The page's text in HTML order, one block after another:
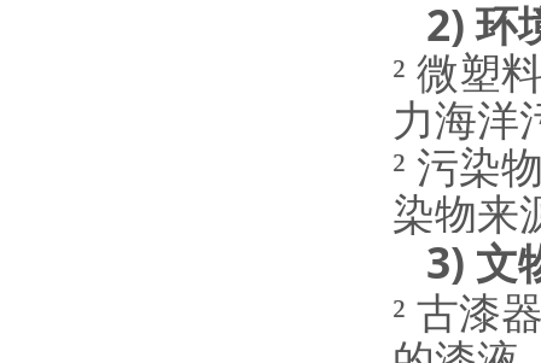
2)环
² 微塑
力海洋
² 污染
染物来
3) 文
² 古漆